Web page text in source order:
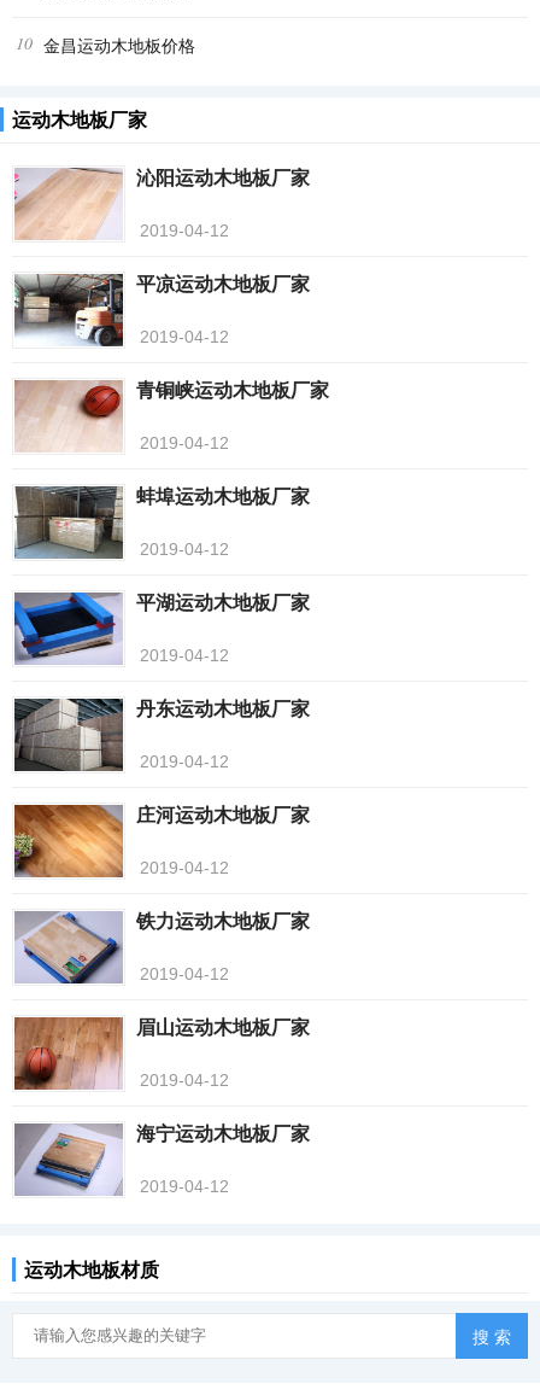
10 金昌运动木地板价格
运动木地板厂家
沁阳运动木地板厂家
2019-04-12
平凉运动木地板厂家
2019-04-12
青铜峡运动木地板厂家
2019-04-12
蚌埠运动木地板厂家
2019-04-12
平湖运动木地板厂家
2019-04-12
丹东运动木地板厂家
2019-04-12
庄河运动木地板厂家
2019-04-12
铁力运动木地板厂家
2019-04-12
眉山运动木地板厂家
2019-04-12
海宁运动木地板厂家
2019-04-12
运动木地板材质